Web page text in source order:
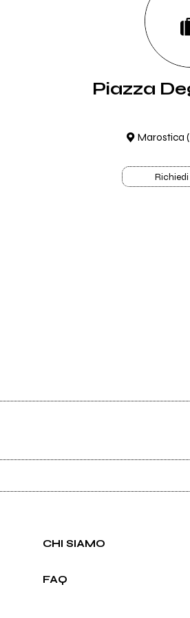
Piazza
Marostica
CHI SIAMO
FAQ